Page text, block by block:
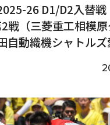
26 D1/D2入替戦
戦（三菱重工相模
自動織機シャトルズ